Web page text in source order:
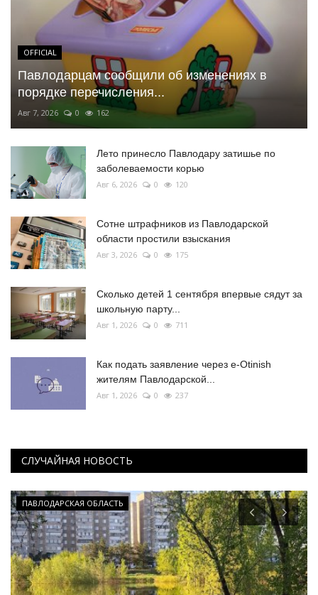
OFFICIAL
Павлодарцам сообщили об изменениях в
порядке перечисления...
Авг 7, 2026 0 162
Лето принесло Павлодару затишье по
заболеваемости корью
Авг 6, 2026 0 120
Сотне штрафников из Павлодарской
области простили взыскания
Авг 3, 2026 0 175
Сколько детей 1 сентября впервые сядут за
школьную парту...
Авг 1, 2026 0 711
Как подать заявление через e-Otinish
жителям Павлодарской...
Авг 1, 2026 0 237
СЛУЧАЙНАЯ НОВОСТЬ
ПАВЛОДАРСКАЯ ОБЛАСТЬ